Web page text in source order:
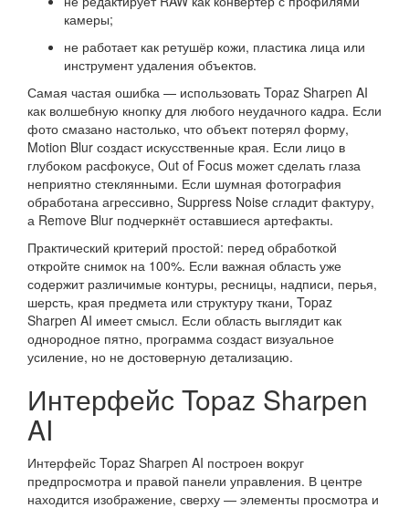
камеры;
не работает как ретушёр кожи, пластика лица или
инструмент удаления объектов.
Самая частая ошибка — использовать Topaz Sharpen AI
как волшебную кнопку для любого неудачного кадра. Если
фото смазано настолько, что объект потерял форму,
Motion Blur создаст искусственные края. Если лицо в
глубоком расфокусе, Out of Focus может сделать глаза
неприятно стеклянными. Если шумная фотография
обработана агрессивно, Suppress Noise сгладит фактуру,
а Remove Blur подчеркнёт оставшиеся артефакты.
Практический критерий простой: перед обработкой
откройте снимок на 100%. Если важная область уже
содержит различимые контуры, ресницы, надписи, перья,
шерсть, края предмета или структуру ткани, Topaz
Sharpen AI имеет смысл. Если область выглядит как
однородное пятно, программа создаст визуальное
усиление, но не достоверную детализацию.
Интерфейс Topaz Sharpen
AI
Интерфейс Topaz Sharpen AI построен вокруг
предпросмотра и правой панели управления. В центре
находится изображение, сверху — элементы просмотра и